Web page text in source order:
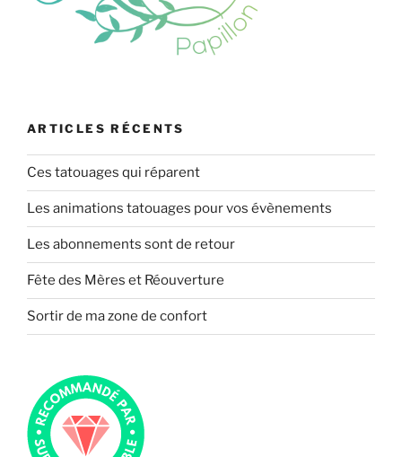
ARTICLES RÉCENTS
Ces tatouages qui réparent
Les animations tatouages pour vos évènements
Les abonnements sont de retour
Fête des Mères et Réouverture
Sortir de ma zone de confort